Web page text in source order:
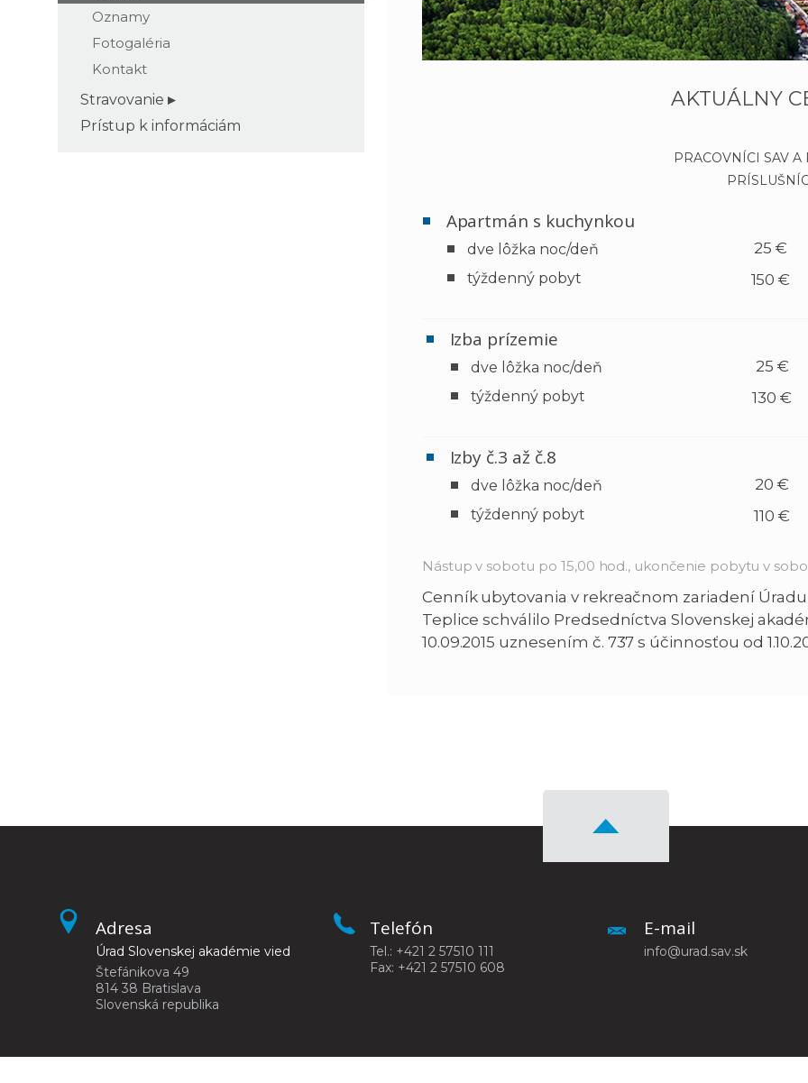
Oznamy
Fotogaléria
Kontakt
Stravovanie
Prístup k informáciám
AKTUÁLNY
PRACOVNÍCI SAV A
Apartmán s kuchynkou
dve lôžka noc/deň
týždenný pobyt
25 €
150 €
Izba prízemie
dve lôžka noc/deň
týždenný pobyt
25 €
130 €
Izby č.3 až č.8
dve lôžka noc/deň
týždenný pobyt
20 €
110 €
Nástup v sobotu po 15,00 hod., ukončenie pobytu v
Cenník ubytovania v rekreačnom zariadení
Teplice schválilo Predsedníctva Slovenskej
10.09.2015 uznesením č. 737 s účinnosťou od
Adresa
Úrad Slovenskej akadémie vied
Štefánikova 49
814 38 Bratislava
Slovenská republika
Telefón
Tel.: +421 2 57510 111
Fax: +421 2 57510 608
E-mail
info@urad.sav.sk